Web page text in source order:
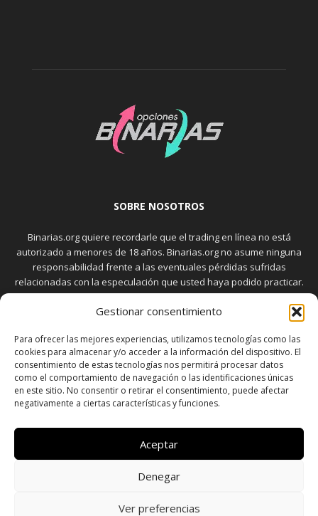
Gestionar consentimiento
Para ofrecer las mejores experiencias, utilizamos tecnologías como las
cookies para almacenar y/o acceder a la información del dispositivo. El
consentimiento de estas tecnologías nos permitirá procesar datos
como el comportamiento de navegación o las identificaciones únicas
en este sitio. No consentir o retirar el consentimiento, puede afectar
negativamente a ciertas características y funciones.
Aceptar
Denegar
Ver preferencias
SOBRE NOSOTROS
Binarias.org quiere recordarle que el trading en línea no está
autorizado a menores de 18 años. Binarias.org no asume ninguna
responsabilidad frente a las eventuales pérdidas sufridas
relacionadas con la especulación que usted haya podido practicar.
El trading en el mercado de opciones binarias implica riesgos
elevados. Usted debe conocer y aceptar estos riesgos, que
transacciones bursátiles.
SÍGUENOS
SITEMAP POLÍTICA DE COOKIES (UE)